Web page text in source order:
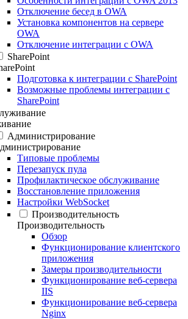
Отключение бесед в OWA
Установка компонентов на сервере
OWA
Отключение интеграции с OWA
SharePoint
Подготовка к интеграции с SharePoint
Возможные проблемы интеграции с
SharePoint
Администрирование
Типовые проблемы
Перезапуск пула
Профилактическое обслуживание
Восстановление приложения
Настройки WebSocket
Производительность
Производительность
Обзор
Функционирование клиентского
приложения
Замеры производительности
Функционирование веб-сервера
IIS
Функционирование веб-сервера
Nginx